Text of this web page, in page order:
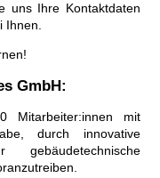
uns Ihre Kontaktdaten
Ihnen.
GmbH:
Mitarbeiter:innen mit
durch innovative